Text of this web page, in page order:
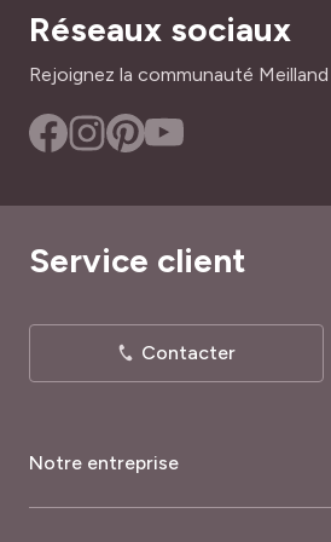
Réseaux sociaux
Rejoignez la communauté
Notre entreprise
Service client
Contacter